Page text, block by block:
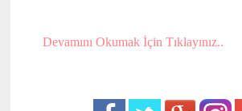
Devamını Okumak İçin Tıklayınız..